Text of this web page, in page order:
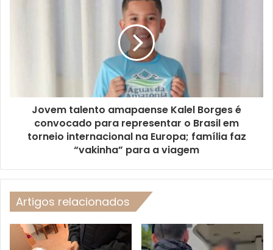
Jovem talento amapaense Kalel Borges é
convocado para representar o Brasil em
torneio internacional na Europa; família faz
“vakinha” para a viagem
Artigos relacionados